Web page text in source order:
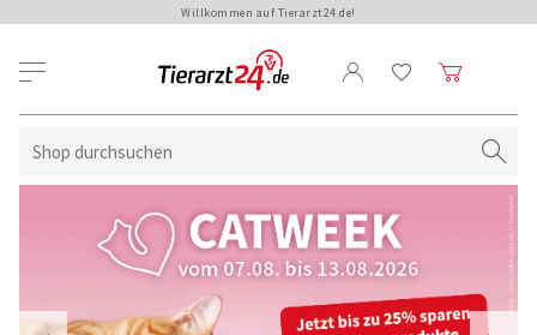
Willkommen auf Tierarzt24.de!